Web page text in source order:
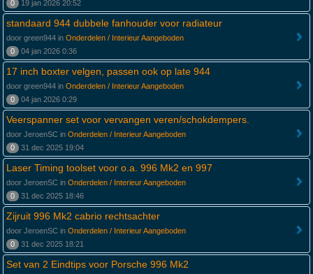
0
19 jan 2026 20:52
standaard 944 dubbele fanhouder voor radiateur
door green944 in Onderdelen / Interieur Aangeboden
0
04 jan 2026 0:36
17 inch boxter velgen, passen ook op late 944
door green944 in Onderdelen / Interieur Aangeboden
0
04 jan 2026 0:29
Veerspanner set voor vervangen veren/schokdempers.
door JeroenSC in Onderdelen / Interieur Aangeboden
0
31 dec 2025 19:04
Laser Timing toolset voor o.a. 996 Mk2 en 997
door JeroenSC in Onderdelen / Interieur Aangeboden
0
31 dec 2025 18:46
Zijruit 996 Mk2 cabrio rechtsachter
door JeroenSC in Onderdelen / Interieur Aangeboden
0
31 dec 2025 18:21
Set van 2 Eindtips voor Porsche 996 Mk2